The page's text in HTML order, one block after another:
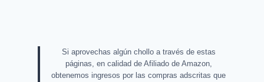
Si aprovechas algún chollo a través de estas
páginas, en calidad de Afiliado de Amazon,
obtenemos ingresos por las compras adscritas que